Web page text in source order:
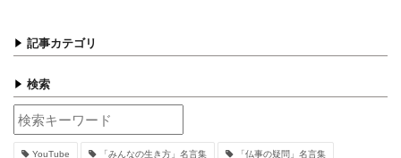
記事カテゴリ
検索
YouTube 「みんなの生き方」名言集 「仏事の疑問」名言集